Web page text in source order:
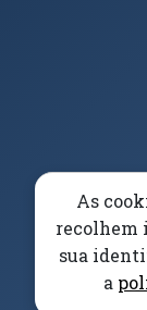
Elogios,
As
recolhem
sua
a